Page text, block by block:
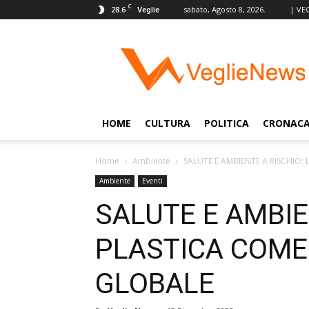
28.6 C Veglie sabato, Agosto 8, 2026. |
VeglieNews
Veglie
nel
HOME
CULTURA POLITICA
Home Ambiente SALUTE E AMBIENTE A
Ambiente Eventi
SALUTE E
PLASTICA
GLOBALE